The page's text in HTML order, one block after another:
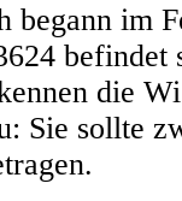
im
die
Sie sollte